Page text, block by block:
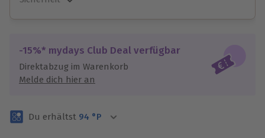
Jeder Gutschein für alle Erlebnisse einlösbar.
Maximale Sicherheit
3 Jahre gültig & verlängerbar.
-15%* mydays Club Deal verfügbar
Direktabzug im Warenkorb
Melde dich hier an
Du erhältst 94 °P